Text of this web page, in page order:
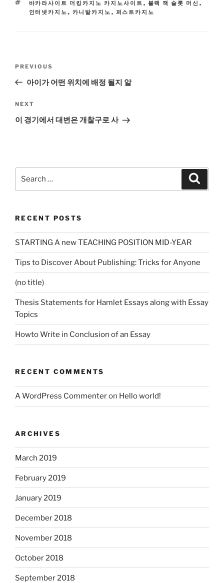
TAGS
바카라사이트 더킹카지노 카지노사이트 , 블랙 잭 슬롯 머신 ,
인터넷카지노 , 카니발카지노 , 퍼스트카지노
Previous
Post
PREVIOUS
아이가 어떤 위치에 배정 될지 알
Next
Post
NEXT
이 경기에서 대변은 개찰구로 사
RECENT POSTS
STARTING A new TEACHING POSITION MID-YEAR
Tips to Discover About Publishing: Tricks for Anyone
(no title)
Thesis Statements for Hamlet Essays along with Essay
Topics
Howto Write in Conclusion of an Essay
RECENT COMMENTS
A WordPress Commenteron Hello world!
ARCHIVES
March 2019
February 2019
January 2019
December 2018
November 2018
October 2018
September 2018